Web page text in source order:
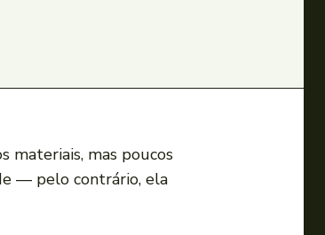
materiais, mas poucos
— pelo contrário, ela